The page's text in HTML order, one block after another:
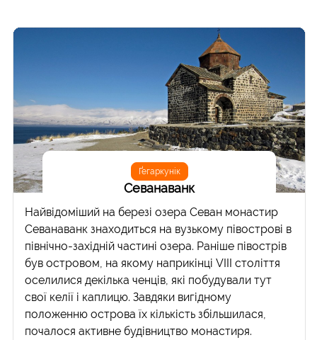
Ґегаркунік
Севанаванк
Найвідоміший на березі озера Севан монастир
Севанаванк знаходиться на вузькому півострові в
північно-західній частині озера. Раніше півострів
був островом, на якому наприкінці VIII століття
оселилися декілька ченців, які побудували тут
свої келії і каплицю. Завдяки вигідному
положенню острова їх кількість збільшилася,
почалося активне будівництво монастиря.